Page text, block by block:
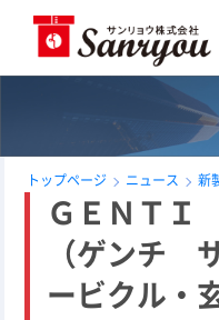
トップページ ニュース 新
ＧＥＮＴＩ
（ゲンチ
ービクル・